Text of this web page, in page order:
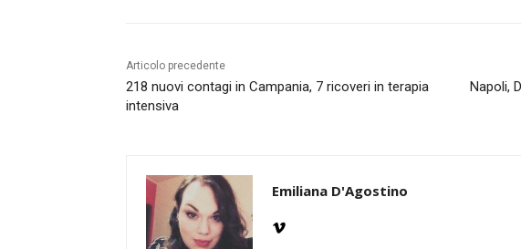
Articolo precedente
218 nuovi contagi in Campania, 7 ricoveri in terapia
intensiva
Napoli,
Emiliana D'Agostino